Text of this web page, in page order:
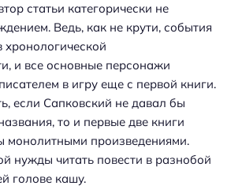
статьи категорически не
Ведь, как не крути, события
хронологической
и все основные персонажи
в игру еще с первой книги.
если Сапковский не давал бы
то и первые две книги
монолитными произведениями.
нужды читать повести в разнобой
голове кашу.